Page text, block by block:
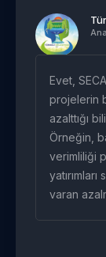
Evet,
projelerin
azalttığı
Örneğin,
verimliliği
varan